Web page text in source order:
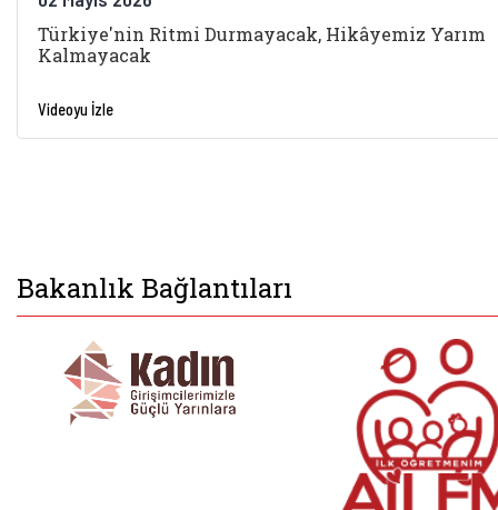
Türkiye'nin Ritmi Durmayacak, Hikâyemiz Yarım
Kalmayacak
Videoyu İzle
Bakanlık Bağlantıları